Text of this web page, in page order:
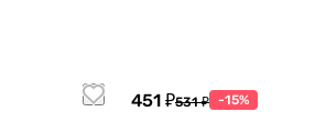
451 ₽531 ₽ -15%